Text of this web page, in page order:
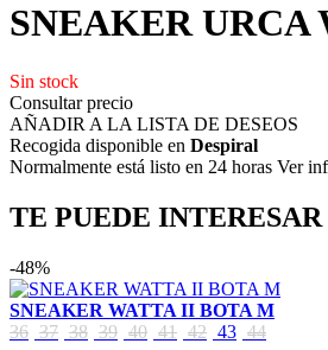
SNEAKER
Sin stock
Consultar precio
AÑADIR A LA LISTA DE DESEOS
Recogida disponible en Despiral
Normalmente está listo en 24 horas Ver
TE PUEDE INTERESAR
-48%
SNEAKER WATTA II BOTA M
36 37 38 39 40 41 42 43 44